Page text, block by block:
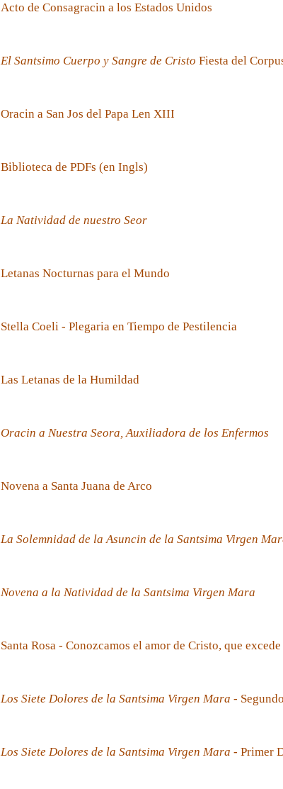
Acto de Consagracin a los Estados Unidos
El Santsimo Cuerpo y Sangre de Cristo Fiesta del
Oracin a San Jos del Papa Len XIII
Biblioteca de PDFs (en Ingls)
La Natividad de nuestro Seor
Letanas Nocturnas para el Mundo
Stella Coeli - Plegaria en Tiempo de Pestilencia
Las Letanas de la Humildad
Oracin a Nuestra Seora, Auxiliadora de los Enfermos
Novena a Santa Juana de Arco
La Solemnidad de la Asuncin de la Santsima Virgen
Novena a la Natividad de la Santsima Virgen Mara
Santa Rosa - Conozcamos el amor de Cristo, que
Los Siete Dolores de la Santsima Virgen Mara -
Los Siete Dolores de la Santsima Virgen Mara - Primer